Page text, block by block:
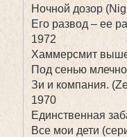
Ночной дозор
Его развод – ее
1972
Хаммерсмит
Под сенью
Зи и компания.
1970
Единственная
Все мои дети